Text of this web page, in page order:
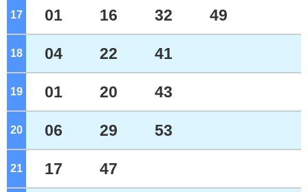
17 01 16 32 49
18 04 22 41
19 01 20 43
20 06 29 53
21 17 47